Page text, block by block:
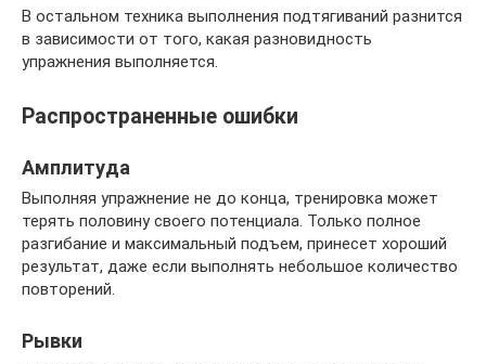
В остальном техника выполнения подтягиваний разнится
в зависимости от того, какая разновидность
упражнения выполняется.
Распространенные ошибки
Амплитуда
Выполняя упражнение не до конца, тренировка может
терять половину своего потенциала. Только полное
разгибание и максимальный подъем, принесет хороший
результат, даже если выполнять небольшое количество
повторений.
Рывки